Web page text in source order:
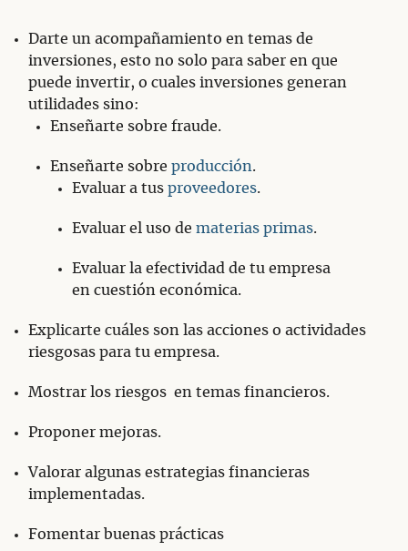
Darte un acompañamiento en temas de
inversiones, esto no solo para saber en que
puede invertir, o cuales inversiones generan
utilidades sino:
Enseñarte sobre fraude.
Enseñarte sobre producción.
Evaluar a tus proveedores.
Evaluar el uso de materias primas.
Evaluar la efectividad de tu empresa
en cuestión económica.
Explicarte cuáles son las acciones o actividades
riesgosas para tu empresa.
Mostrar los riesgos en temas financieros.
Proponer mejoras.
Valorar algunas estrategias financieras
implementadas.
Fomentar buenas prácticas